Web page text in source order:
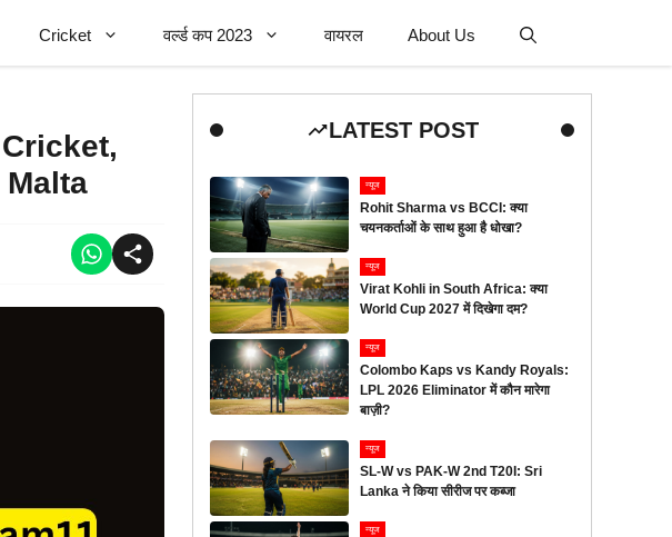
Cricket वर्ल्ड कप 2023 वायरल About Us
Malta
LATEST POST
न्यूज
Rohit Sharma vs BCCI: क्या
चयनकर्ताओं के साथ हुआ है धोखा?
न्यूज
Virat Kohli in South Africa: क्या
World Cup 2027 में दिखेगा दम?
न्यूज
Colombo Kaps vs Kandy Royals:
LPL 2026 Eliminator में कौन मारेगा
बाज़ी?
न्यूज
SL-W vs PAK-W 2nd T20I: Sri
Lanka ने किया सीरीज पर कब्जा
न्यूज